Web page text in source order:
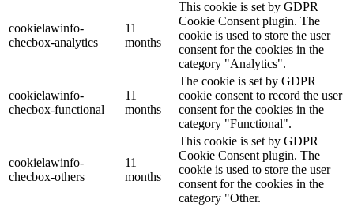
cookielawinfo-
checbox-analytics
11
months
This cookie is set by GDPR
Cookie Consent plugin. The
cookie is used to store the user
consent for the cookies in the
category "Analytics".
cookielawinfo-
checbox-functional
11
months
The cookie is set by GDPR
cookie consent to record the user
consent for the cookies in the
category "Functional".
cookielawinfo-
checbox-others
11
months
This cookie is set by GDPR
Cookie Consent plugin. The
cookie is used to store the user
consent for the cookies in the
category "Other.